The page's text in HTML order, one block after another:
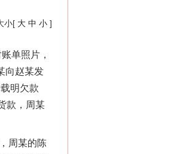
小[ 大 中 小 ]
单照片，
向赵某发
明欠款
款，周某
周某的陈